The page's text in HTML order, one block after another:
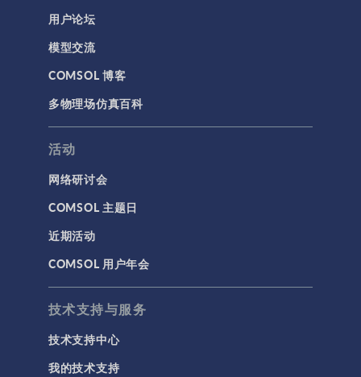
用户论坛
模型交流
COMSOL 博客
多物理场仿真百科
活动
网络研讨会
COMSOL 主题日
近期活动
COMSOL 用户年会
技术支持与服务
技术支持中心
我的技术支持